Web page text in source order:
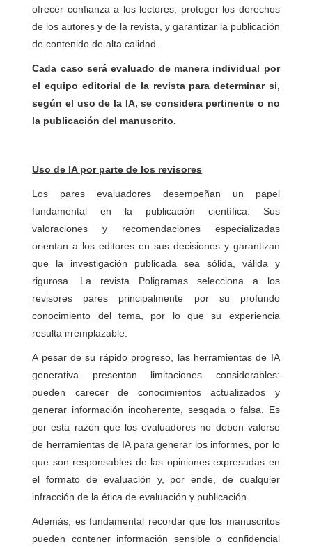
ofrecer confianza a los lectores, proteger los derechos
de los autores y de la revista, y garantizar la publicación
de contenido de alta calidad.
Cada caso será evaluado de manera individual por
el equipo editorial de la revista para determinar si,
según el uso de la IA, se considera pertinente o no
la publicación del manuscrito.
Uso de IA por parte de los revisores
Los pares evaluadores desempeñan un papel
fundamental en la publicación científica. Sus
valoraciones y recomendaciones especializadas
orientan a los editores en sus decisiones y garantizan
que la investigación publicada sea sólida, válida y
rigurosa. La revista Poligramas selecciona a los
revisores pares principalmente por su profundo
conocimiento del tema, por lo que su experiencia
resulta irremplazable.
A pesar de su rápido progreso, las herramientas de IA
generativa presentan limitaciones considerables:
pueden carecer de conocimientos actualizados y
generar información incoherente, sesgada o falsa. Es
por esta razón que los evaluadores no deben valerse
de herramientas de IA para generar los informes, por lo
que son responsables de las opiniones expresadas en
el formato de evaluación y, por ende, de cualquier
infracción de la ética de evaluación y publicación.
Además, es fundamental recordar que los manuscritos
pueden contener información sensible o confidencial